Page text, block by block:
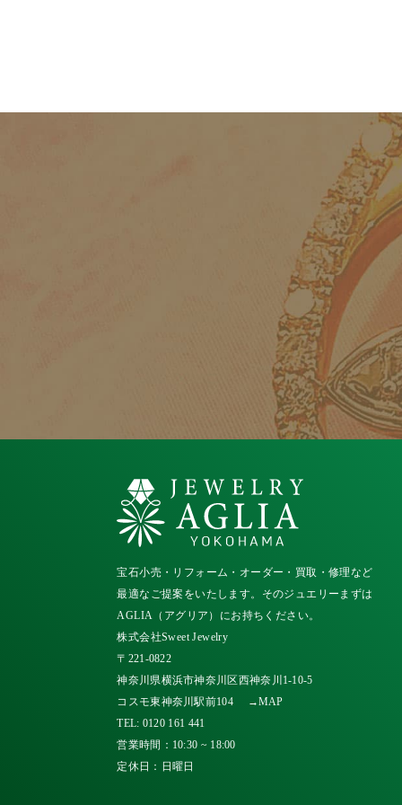
宝石小売・リフォーム・オーダー・買取・修理など
最適なご提案をいたします。そのジュエリーまずは
AGLIA（アグリア）にお持ちください。
株式会社Sweet Jewelry
〒221-0822
神奈川県横浜市神奈川区西神奈川1-10-5
コスモ東神奈川駅前104
→MAP
TEL: 0120 161 441
営業時間：10:30 ~ 18:00
定休日：日曜日